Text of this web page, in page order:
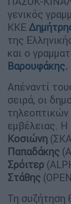
γενικός
ΚΚΕ
της
και ο
Βαρουφάκης.
Απέναντί
σειρά, οι
τηλεοπτικών
εμβέλειας. Η
Κοσιώνη
Παπαδάκης
Σρόιτερ
Στάθης
Τη συζήτηση